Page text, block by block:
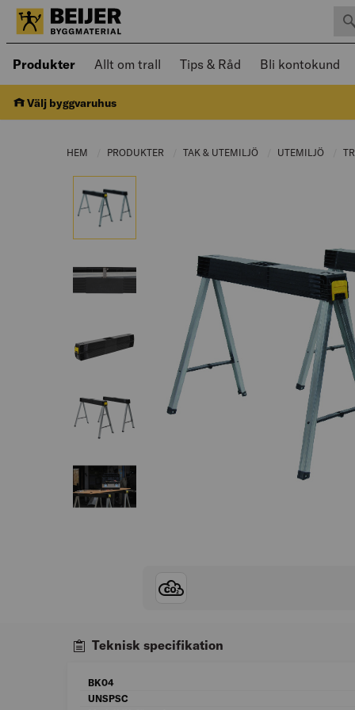
Produkter Öppnad meny kan navigeras med
Allt om trall Tips & Råd Bli kontokund
Välj byggvaruhus
HEM PRODUKTER CURRENT PAGE:
TAK & UTEMILJÖ CURRENT PAGE:
UTEMILJÖ
Teknisk specifikation
BK04
UNSPSC